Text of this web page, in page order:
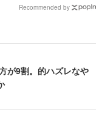
Recommended by
が9割。的ハズレなや